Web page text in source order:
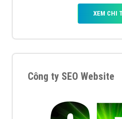
XEM CHI
Công ty SEO Website